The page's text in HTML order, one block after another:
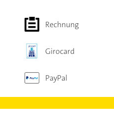
Rechnung
Girocard
PayPal